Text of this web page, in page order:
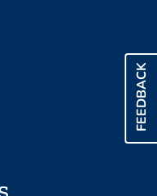
FEEDBACK